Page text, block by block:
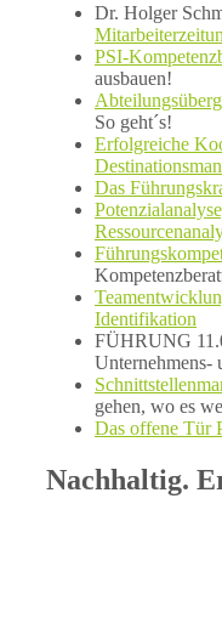
Dr. Holger
PSI-
ausbauen!
So geht´s!
Erfolgreiche
Das
Identifikation
FÜHRUNG
Unternehmens-
gehen, wo es
Das offene Tür
Nachhaltig.